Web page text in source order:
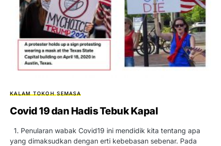
KALAM TOKOH SEMASA
Covid 19 dan Hadis Tebuk Kapal
1. Penularan wabak Covid19 ini mendidik kita tentang apa
yang dimaksudkan dengan erti kebebasan sebenar. Pada